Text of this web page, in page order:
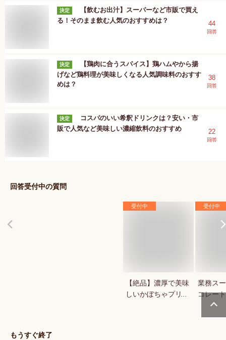
決定
【飲むお出汁】スーパーなど市販で買え
る！そのまま飲む人気のおすすめは？
44
回答
決定
【鶏肉に合うスパイス】鶏ハムやから揚
げなど鶏料理が美味しくなる人気調味料のおすす
めは？
38
回答
決定
コスパのいい希釈ドリンクは？安い・市
販で人気など美味しい濃縮飲料のおすすめ
22
回答
回答受付中の質問
受付中
【絶品】濃厚で美味
しいかぼちゃプリン
受付中
業務ス
コレー
1キロ
菓用な
もうすぐ終了